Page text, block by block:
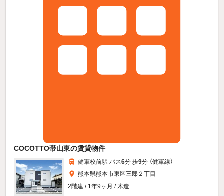
COCOTTO帯山東の賃貸物件
健軍校前駅 バス6分 歩9分 （健軍線）
熊本県熊本市東区三郎２丁目
2階建 / 1年9ヶ月 / 木造